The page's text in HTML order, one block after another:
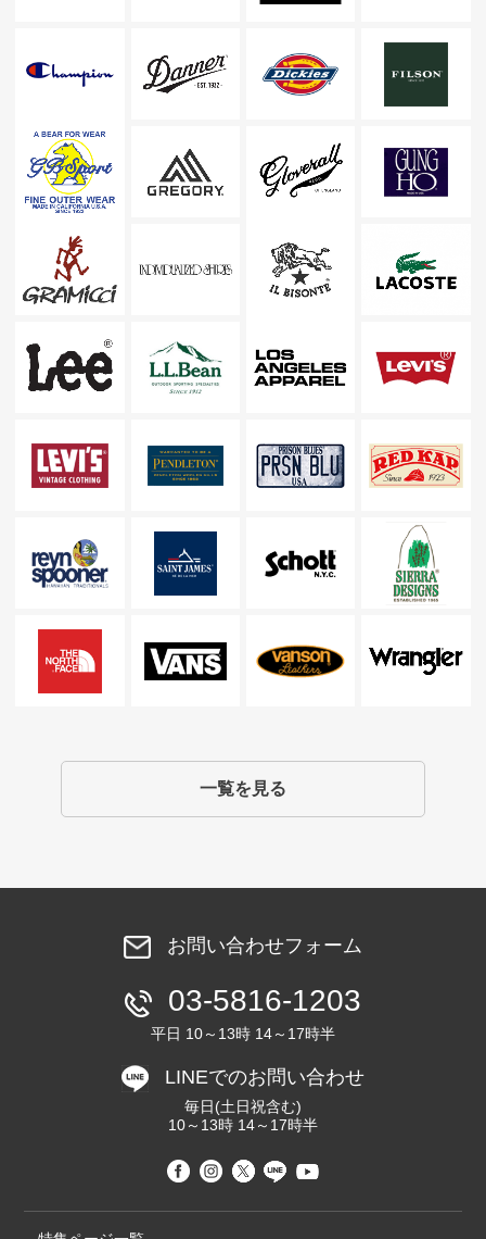
一覧を見る
お問い合わせフォーム
03-5816-1203
平日 10～13時 14～17時半
LINEでのお問い合わせ
毎日(土日祝含む)
10～13時 14～17時半